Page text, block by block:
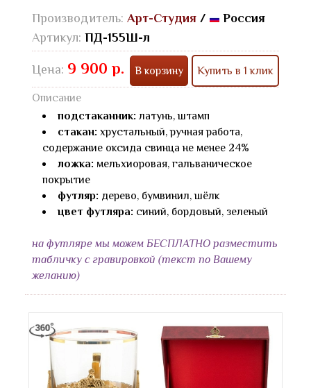
Производитель: Арт-Студия /
Россия
Артикул: ПД-155Ш-л
Цена: 9 900 р. В корзину Купить в 1 клик
Описание
подстаканник: латунь, штамп
стакан: хрустальный, ручная работа,
содержание оксида свинца не менее 24%
ложка: мельхиоровая, гальваническое
покрытие
футляр: дерево, бумвинил, шёлк
цвет футляра: синий, бордовый, зеленый
на футляре мы можем БЕСПЛАТНО разместить
табличку с гравировкой (текст по Вашему
желанию)